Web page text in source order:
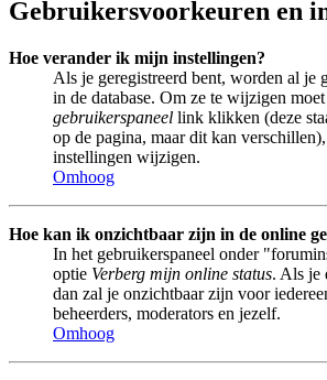
Gebruikersvoorkeuren en
Hoe verander ik mijn instellingen?
Als je geregistreerd bent, worden al je
in de database. Om ze te wijzigen
gebruikerspaneel link klikken (deze
op de pagina, maar dit kan
instellingen wijzigen.
Omhoog
Hoe kan ik onzichtbaar zijn in de online
In het gebruikerspaneel onder
optie Verberg mijn online status. Als je
dan zal je onzichtbaar zijn voor
beheerders, moderators en jezelf.
Omhoog